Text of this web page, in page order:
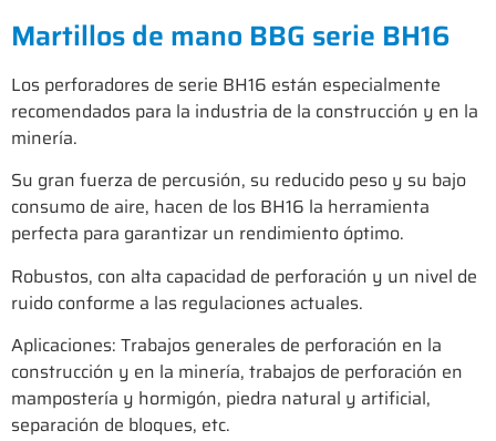
Martillos de mano BBG serie BH16
Los perforadores de serie BH16 están especialmente
recomendados para la industria de la construcción y en la
minería.
Su gran fuerza de percusión, su reducido peso y su bajo
consumo de aire, hacen de los BH16 la herramienta
perfecta para garantizar un rendimiento óptimo.
Robustos, con alta capacidad de perforación y un nivel de
ruido conforme a las regulaciones actuales.
Aplicaciones: Trabajos generales de perforación en la
construcción y en la minería, trabajos de perforación en
mampostería y hormigón, piedra natural y artificial,
separación de bloques, etc.